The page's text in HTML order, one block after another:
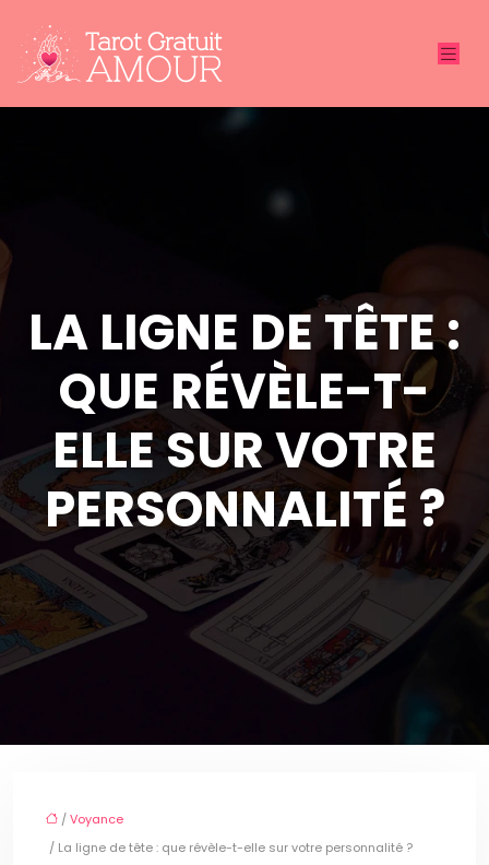
LA LIGNE DE TÊTE :
QUE RÉVÈLE-T-
ELLE SUR VOTRE
PERSONNALITÉ ?
/Voyance
/ La ligne de tête : que révèle-t-elle sur votre personnalité ?